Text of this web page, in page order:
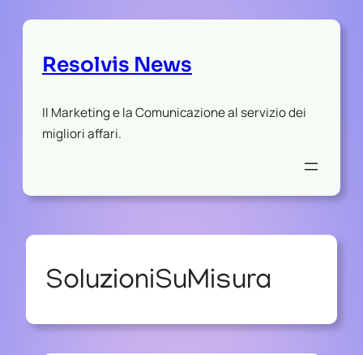
Resolvis News
Il Marketing e la Comunicazione al servizio dei
migliori affari.
SoluzioniSuMisura